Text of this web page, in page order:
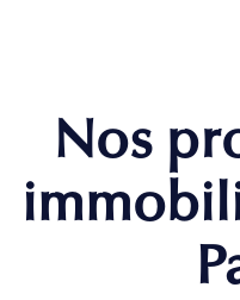
Nos